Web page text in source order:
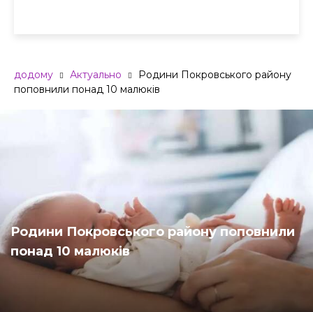
додому Актуально
Родини Покровського району
поповнили понад 10 малюків
Родини Покровського району поповнили
понад 10 малюків